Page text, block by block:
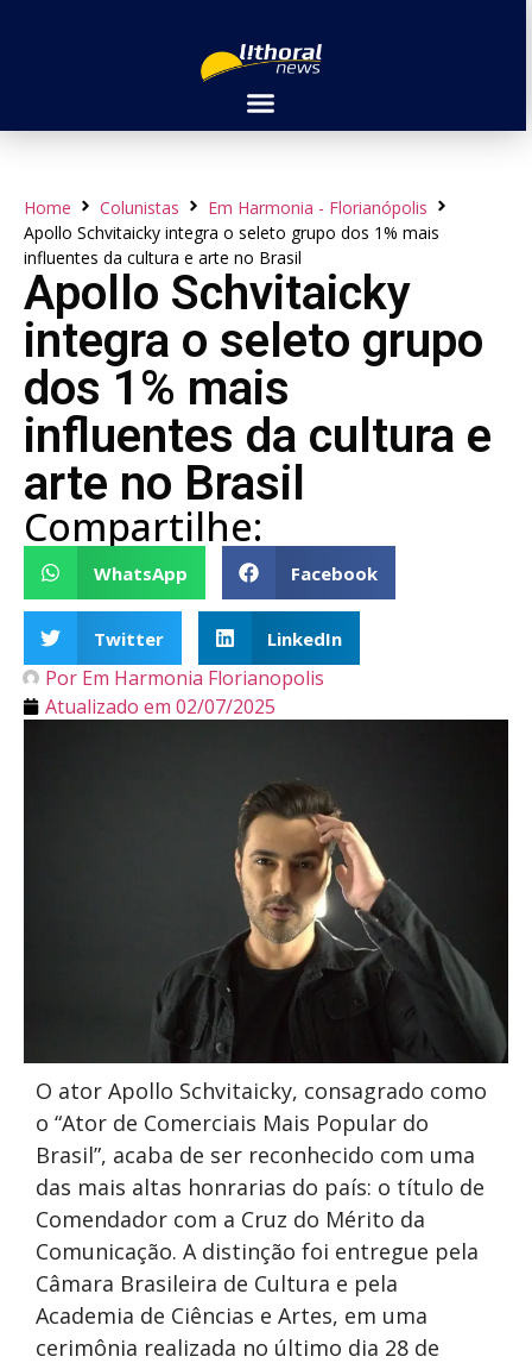
Home Colunistas
Em Harmonia - Florianópolis
Apollo Schvitaicky integra o seleto grupo dos 1% mais
influentes da cultura e arte no Brasil
Apollo Schvitaicky
integra o seleto grupo
dos 1% mais
influentes da cultura e
arte no Brasil
Compartilhe:
WhatsApp Facebook
Twitter LinkedIn
Por Em Harmonia Florianopolis
Atualizado em 02/07/2025
O ator Apollo Schvitaicky, consagrado como
o “Ator de Comerciais Mais Popular do
Brasil”, acaba de ser reconhecido com uma
das mais altas honrarias do país: o título de
Comendador com a Cruz do Mérito da
Comunicação. A distinção foi entregue pela
Câmara Brasileira de Cultura e pela
Academia de Ciências e Artes, em uma
cerimônia realizada no último dia 28 de